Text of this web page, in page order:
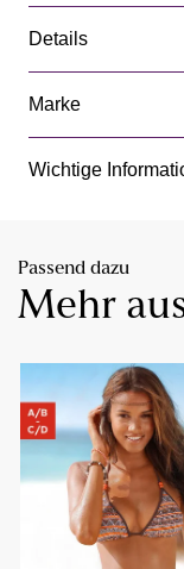
Details
Marke
Wichtige
Passend dazu
Mehr